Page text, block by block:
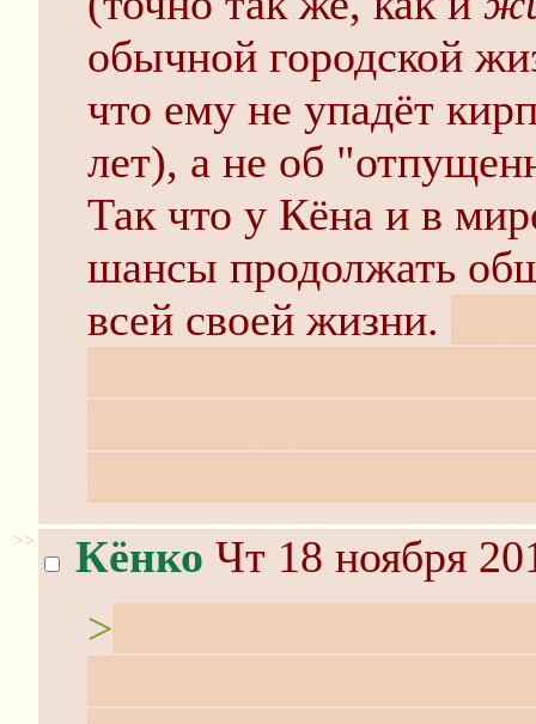
обычной городской
что ему не упадёт
лет), а не об
Так что у Кёна и в
шансы продолжать
всей своей жизни.
>> Кёнко Чт 18 ноября
>